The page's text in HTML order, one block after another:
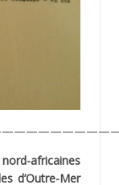
africaines
d’Outre-Mer